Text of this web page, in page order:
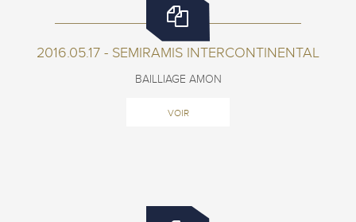
2016.05.17 - SEMIRAMIS INTERCONTINENTAL
BAILLIAGE AMON
VOIR